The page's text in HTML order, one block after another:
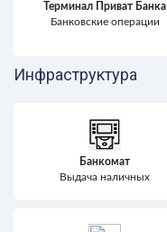
Терминал Приват Банка
Банковские операции
Инфраструктура
Банкомат
Выдача наличных